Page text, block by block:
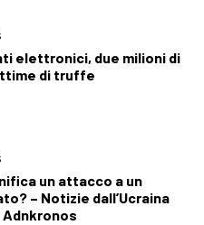
elettronici, due milioni di
di truffe
un attacco a un
– Notizie dall’Ucraina